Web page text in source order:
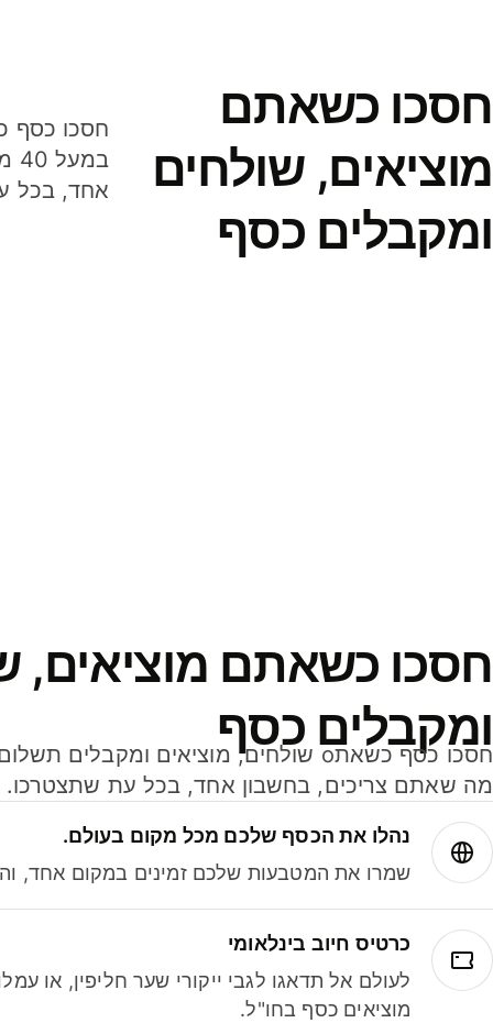
חסכו כשאתם
מוציאים, שולחים
ומקבלים כסף
אחד, בכל
חסכו כשאתם מוציאים,
ומקבלים כסף
מה שאתם צריכים, בחשבון אחד, בכל עת שתצטרכו.
נהלו את הכסף שלכם מכל מקום בעולם.
שמרו את המטבעות שלכם זמינים במקום אחד,
כרטיס חיוב בינלאומי
לעולם אל תדאגו לגבי ייקורי שער חליפין, או
מוציאים כסף בחו"ל.